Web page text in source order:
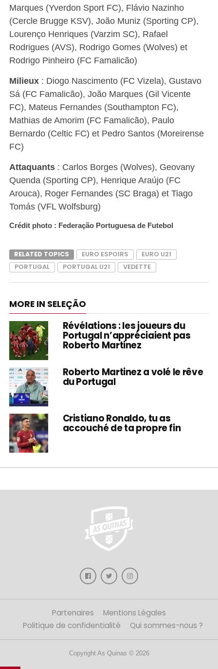
Marques (Yverdon Sport FC), Flávio Nazinho
(Cercle Brugge KSV), João Muniz (Sporting CP),
Lourenço Henriques (Varzim SC), Rafael
Rodrigues (AVS), Rodrigo Gomes (Wolves) et
Rodrigo Pinheiro (FC Famalicão)
Milieux: Diogo Nascimento (FC Vizela), Gustavo
Sá (FC Famalicão), João Marques (Gil Vicente
FC), Mateus Fernandes (Southampton FC),
Mathias de Amorim (FC Famalicão), Paulo
Bernardo (Celtic FC) et Pedro Santos (Moreirense
FC)
Attaquants: Carlos Borges (Wolves), Geovany
Quenda (Sporting CP), Henrique Araújo (FC
Arouca), Roger Fernandes (SC Braga) et Tiago
Tomás (VFL Wolfsburg)
Crédit photo : Federação Portuguesa de Futebol
RELATED TOPICS EURO ESPOIRS
EURO U21
PORTUGAL
PORTUGAL U21 VEDETTE
MORE IN SELEÇÃO
Révélations : les joueurs du
Portugal n’appréciaient pas
Roberto Martinez
Roberto Martinez a volé le rêve
du Portugal
Cristiano Ronaldo, tu as
accouché de ta propre fin
Partenaires
Mentions Légales
Politique de confidentialité
Qui sommes-nous ?
Copyright As Quinas © 2026